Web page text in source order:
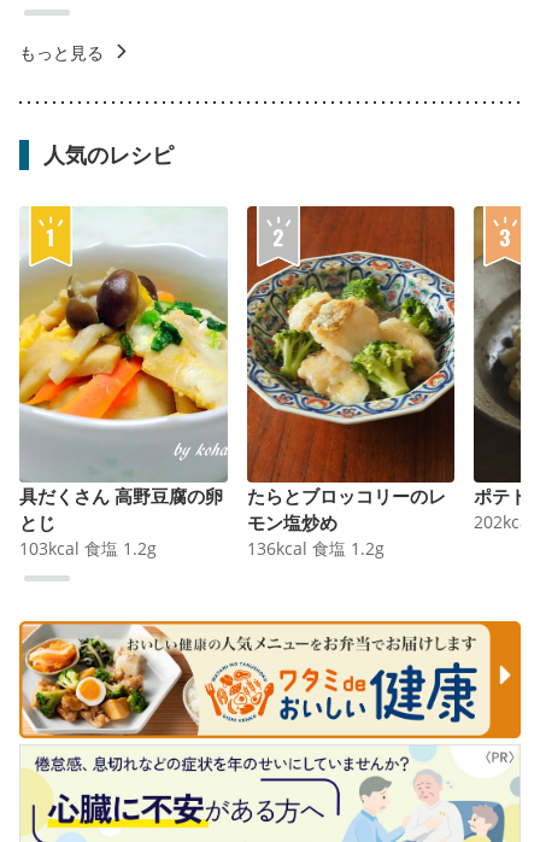
もっと見る
人気のレシピ
具だくさん 高野豆腐の卵
とじ
103kcal 食塩 1.2g
たらとブロッコリーのレ
モン塩炒め
136kcal 食塩 1.2g
ポテト
202kcal